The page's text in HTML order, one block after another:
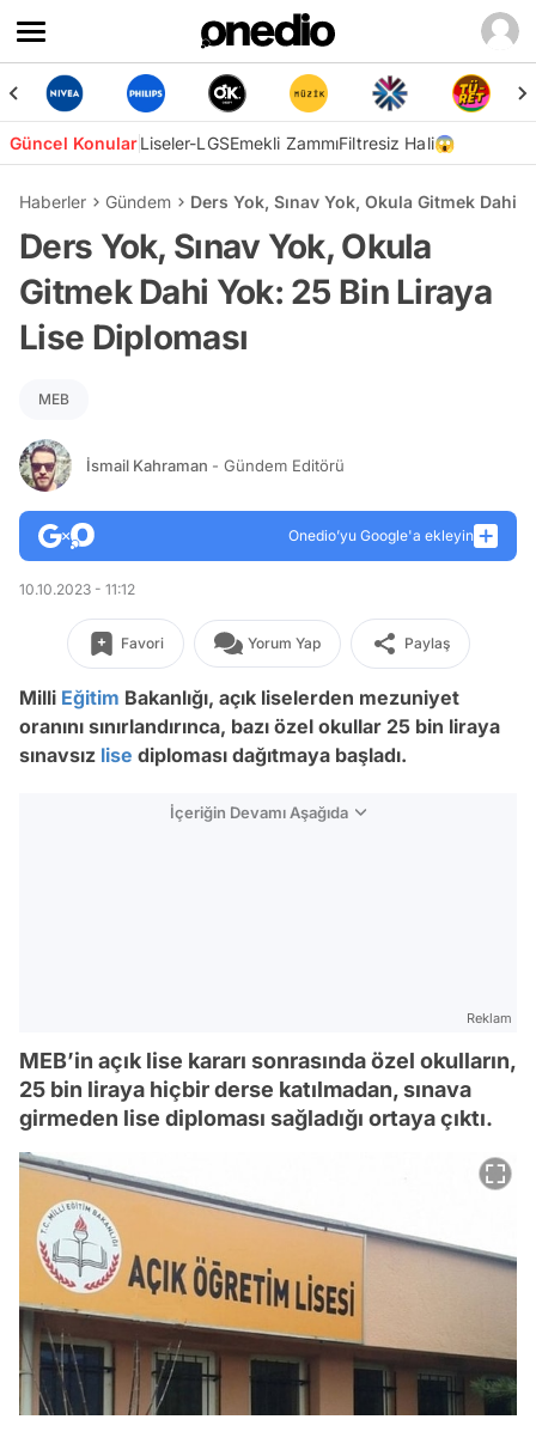
Güncel KonularLiseler-LGSEmekli ZammıFiltresiz Hali😱
Haberler Gündem Ders Yok, Sınav Yok, Okula Gitmek Dahi
Ders Yok, Sınav Yok, Okula
Gitmek Dahi Yok: 25 Bin Liraya
Lise Diploması
MEB
İsmail Kahraman - Gündem Editörü
Onedio’yu Google'a ekleyin
10.10.2023 - 11:12
Favori Yorum Yap Paylaş
Milli Eğitim Bakanlığı, açık liselerden mezuniyet
oranını sınırlandırınca, bazı özel okullar 25 bin liraya
sınavsız lise diploması dağıtmaya başladı.
İçeriğin Devamı Aşağıda
Reklam
MEB’in açık lise kararı sonrasında özel okulların,
25 bin liraya hiçbir derse katılmadan, sınava
girmeden lise diploması sağladığı ortaya çıktı.